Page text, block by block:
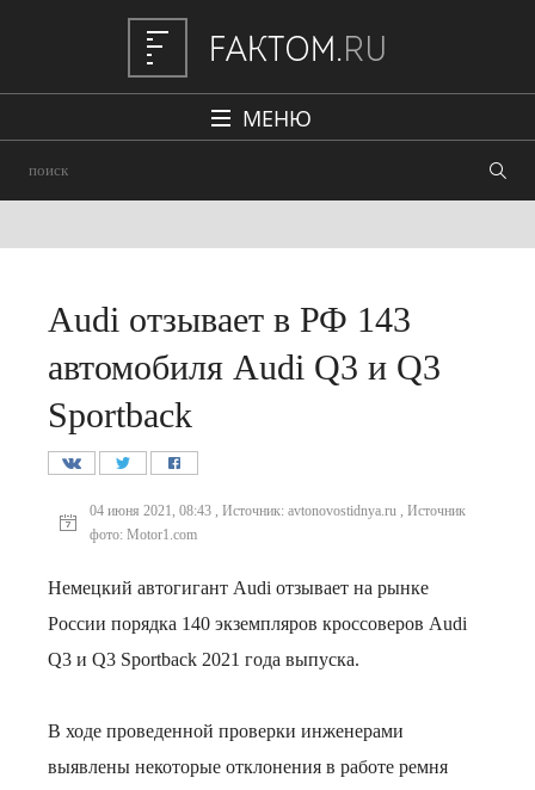
МЕНЮ
Происшествия
Audi отзывает в РФ 143
автомобиля Audi Q3 и Q3
Sportback
04 июня 2021, 08:43 , Источник: avtonovostidnya.ru , Источник
фото: Motor1.com
Немецкий автогигант Audi отзывает на рынке
России порядка 140 экземпляров кроссоверов Audi
Q3 и Q3 Sportback 2021 года выпуска.
В ходе проведенной проверки инженерами
выявлены некоторые отклонения в работе ремня